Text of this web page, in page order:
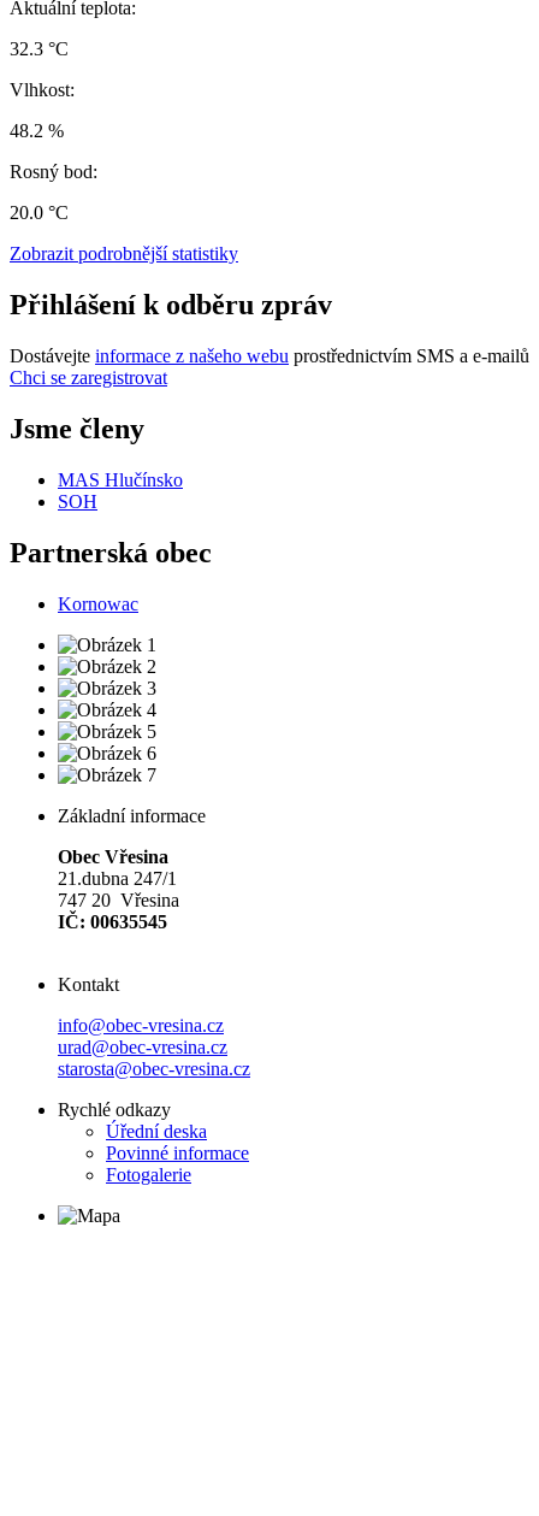
Aktuální teplota:
32.3 °C
Vlhkost:
48.2 %
Rosný bod:
20.0 °C
Zobrazit podrobnější statistiky
Přihlášení k odběru zpráv
Dostávejte informace z našeho webu prostřednictvím SMS a e-mailů
Chci se zaregistrovat
Jsme členy
MAS Hlučínsko
SOH
Partnerská obec
Kornowac
Základní informace
Obec Vřesina
21.dubna 247/1
747 20 Vřesina
IČ: 00635545
Kontakt
info@obec-vresina.cz
urad@obec-vresina.cz
starosta@obec-vresina.cz
Rychlé odkazy
Úřední deska
Povinné informace
Fotogalerie